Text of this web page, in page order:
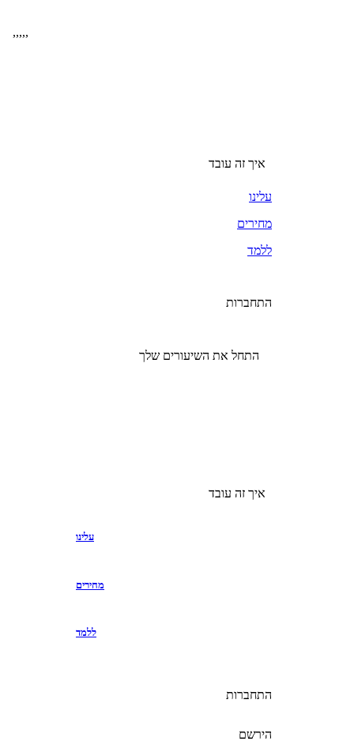
,,,,,
איך זה עובד
עלינו
מחירים
ללמד
התחברות
התחל את השיעורים שלך
איך זה עובד
עלינו
מחירים
ללמד
התחברות
הירשם